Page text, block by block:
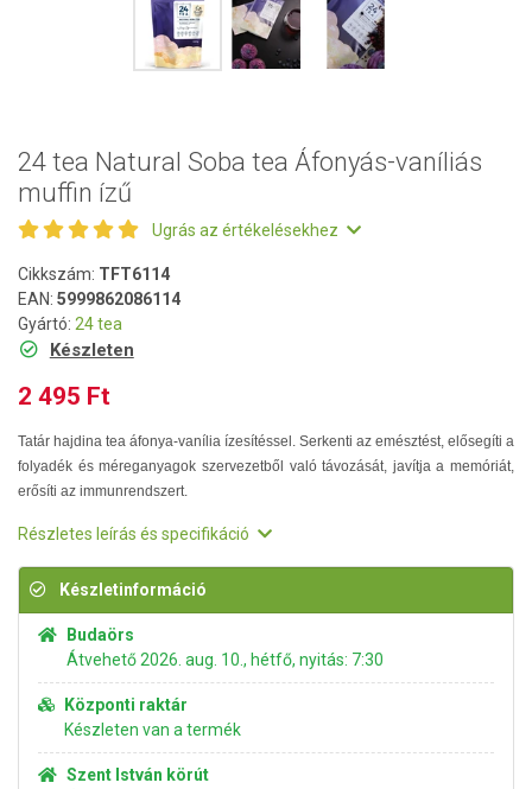
24 tea Natural Soba tea Áfonyás-vaníliás
muffin ízű
Ugrás az értékelésekhez
Cikkszám: TFT6114
EAN: 5999862086114
Gyártó: 24 tea
Készleten
2 495 Ft
Tatár hajdina tea áfonya-vanília ízesítéssel. Serkenti az emésztést, elősegíti a
folyadék és méreganyagok szervezetből való távozását, javítja a memóriát,
erősíti az immunrendszert.
Részletes leírás és specifikáció
Készletinformáció
Budaörs
Átvehető 2026. aug. 10., hétfő, nyitás: 7:30
Központi raktár
Készleten van a termék
Szent István körút